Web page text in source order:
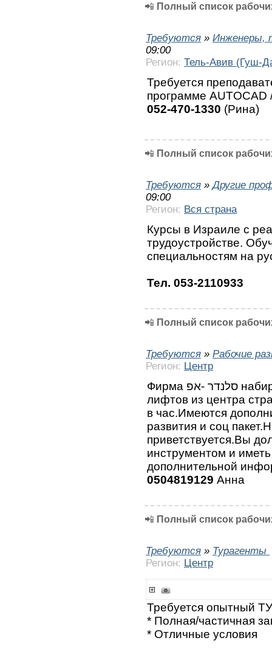
📲 Полный список
Требуются » Инженеры,
09:00
Регион: Тель-Авив (Гуш-
Требуется
программе
052-470-1330 (Рина)
📲 Полный список
Требуются »Другие
09:00
Регион: Вся страна
Курсы в Израиле с
трудоустройстве.
специальностям на
Тел. 053-2110933
📲 Полный список
Требуются » Рабочие
Регион: Центр
Фирма סלנדר -אפ набирает работников на установку
лифтов из центра
в час.Имеются
развития и соц
приветствуется.Вы
инструментом и
дополнительной
0504819129 Анна
📲 Полный список
Требуются » Турагенты
Регион: Центр
Требуется опытный
* Полная/частичная
* Отличные условия